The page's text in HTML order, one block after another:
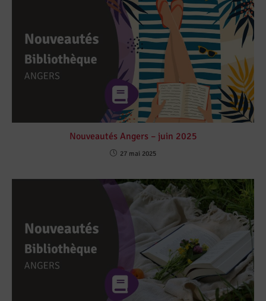
Nouveautés Angers – juin 2025
27 mai 2025